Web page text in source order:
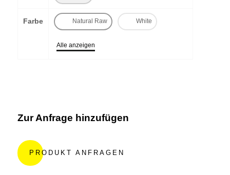
Farbe Natural Raw White
Alle anzeigen
Zur Anfrage hinzufügen
t
PRODUKT ANFRAGEN